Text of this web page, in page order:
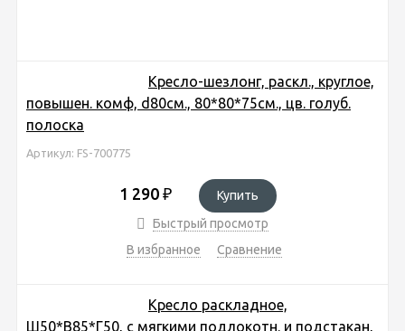
Кресло-шезлонг, раскл., круглое,
повышен. комф, d80см., 80*80*75см., цв. голуб.
полоска
Артикул: FS-700775
1 290 ₽
Купить
Быстрый просмотр
В избранное
Сравнение
Кресло раскладное,
Ш50*В85*Г50, с мягкими подлокотн. и подстакан,